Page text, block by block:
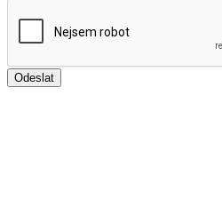
Odeslat